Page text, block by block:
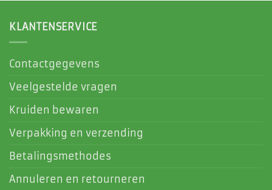
KLANTENSERVICE
Contactgegevens
Veelgestelde vragen
Kruiden bewaren
Verpakking en verzending
Betalingsmethodes
Annuleren en retourneren